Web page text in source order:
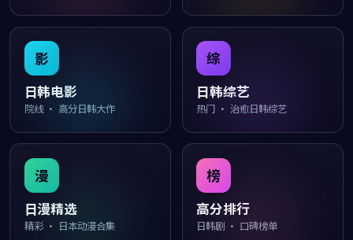
影
日韩电影
院线 · 高分日韩大作
综
日韩综艺
热门 · 治愈日韩综艺
漫
日漫精选
精彩 · 日本动漫合集
榜
高分排行
日韩剧 · 口碑榜单